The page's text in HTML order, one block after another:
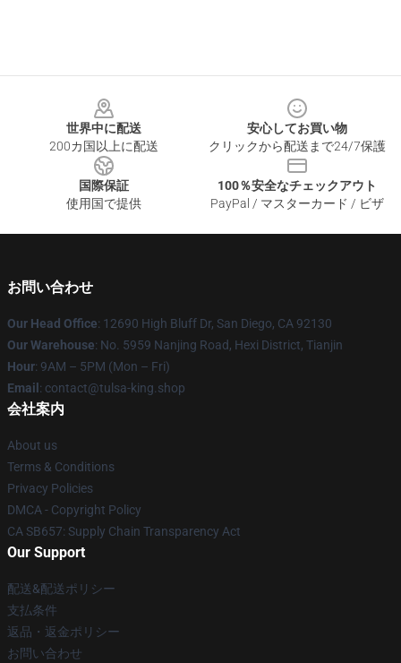
世界中に配送
200カ国以上に配送
安心してお買い物
クリックから配送まで24/7保護
国際保証
使用国で提供
100％安全なチェックアウト
PayPal / マスターカード / ビザ
お問い合わせ
Our Head Office: 12690 High Bluff Dr, San Diego, CA 92130
Our Warehouse: No. 5959 Nanjing Road, Hexi District, Tianjin
Hour: 9AM – 5PM (Mon – Fri)
Email : contact@tulsa-king.shop
会社案内
About us
Terms & Conditions
Privacy Policies
DMCA - Copyright Policy
CA SB657: Supply Chain Transparency Act
Our Support
配送&配送ポリシー
支払条件
返品・返金ポリシー
お問い合わせ